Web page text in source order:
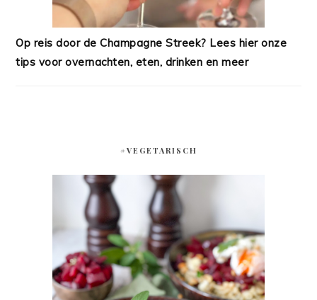
Op reis door de Champagne Streek? Lees hier onze
tips voor overnachten, eten, drinken en meer
#VEGETARISCH